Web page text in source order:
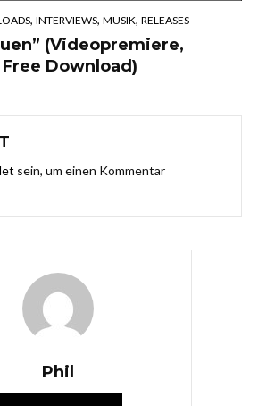
, INTERVIEWS, MUSIK, RELEASES
(Videopremiere,
Download)
sein, um einen Kommentar
Phil